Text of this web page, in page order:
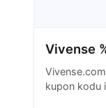
Vivense
kupon kodu